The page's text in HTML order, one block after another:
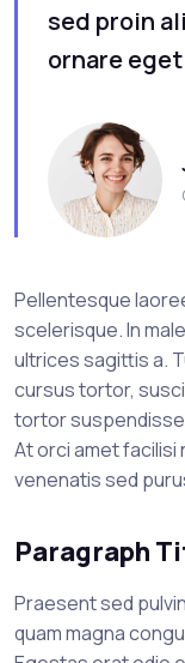
sed proin
ornare
Pellentesque
scelerisque. In
ultrices sagittis a.
cursus tortor,
tortor
At orci amet facilisi
venenatis sed
Paragraph
Praesent sed
quam magna